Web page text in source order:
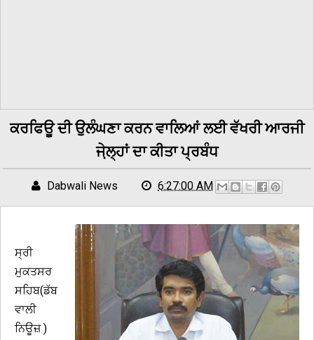
ਕਰਫਿਊ ਦੀ ਉਲੰਘਣਾ ਕਰਨ ਵਾਲਿਆਂ ਲਈ ਵੱਖਰੀ ਆਰਜੀ
ਜੇ਼ਲ੍ਹਾਂ ਦਾ ਕੀਤਾ ਪ੍ਰਬੰਧ
Dabwali News 6:27:00 AM
ਸ੍ਰੀ
ਮੁਕਤਸਰ
ਸਹਿਬ(ਡੱਬ
ਵਾਲੀ
ਨਿਊਜ਼ )